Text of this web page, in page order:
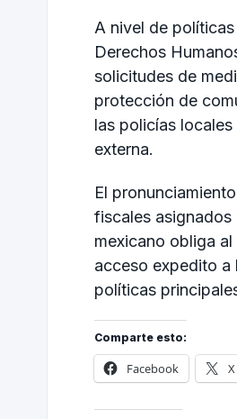
A nivel de
Derechos
solicitudes de
protección de
las policías
externa.
El
fiscales
mexicano obliga
acceso expedito a
políticas
Comparte esto:
Facebook X